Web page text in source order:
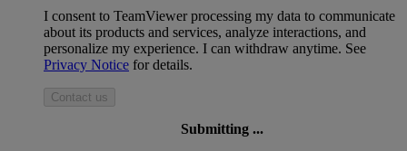
I consent to TeamViewer processing my data to communicate
about its products and services, analyze interactions, and
personalize my experience. I can withdraw anytime. See
Privacy Notice for details.
Contact us
Submitting ...